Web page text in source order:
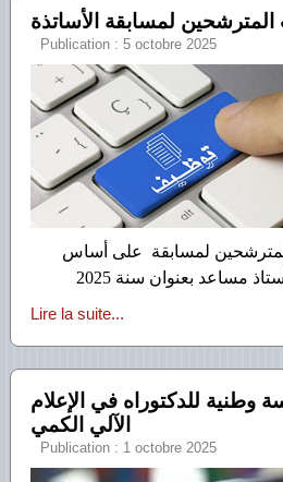
المترشحين لمسابقة الأساتذة
Publication : 5 octobre 2025
لمسابقة على أساس
مساعد بعنوان سنة 2025
Lire la suite...
وطنية للدكتوراه في الإعلام
الآلي الكمي
Publication : 1 octobre 2025